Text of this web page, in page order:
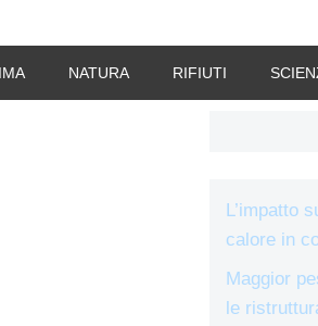
NATURA RIFIUTI
L’impatto
calore in
Maggior
le